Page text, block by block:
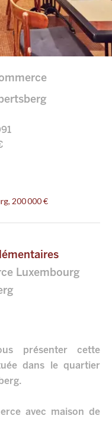
200 000 €
Luxembourg
présenter cette
dans le quartier
avec maison de